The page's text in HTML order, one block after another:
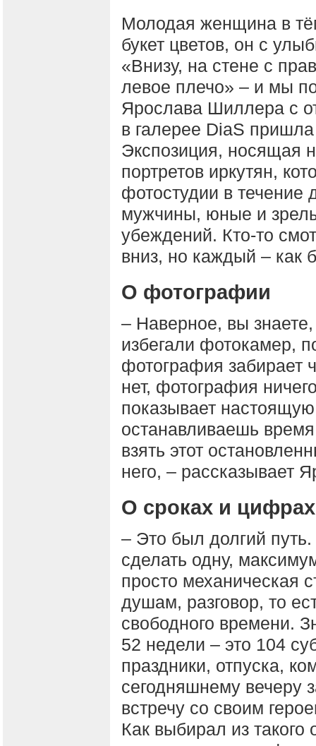
Молодая женщина в
букет цветов, он с
«Внизу, на стене с
левое плечо» – и мы
Ярослава Шиллера с
в галерее DiaS пришла
Экспозиция, носящая
портретов иркутян,
фотостудии в
мужчины, юные и
убеждений. Кто-то
вниз, но каждый – как
О фотографии
– Наверное, вы
избегали фотокамер,
фотография забирает
нет, фотография
показывает
останавливаешь
взять этот
него, – рассказывает
О сроках и цифрах
– Это был долгий
сделать одну,
просто механическая
душам, разговор, то
свободного времени.
52 недели – это 104
праздники, отпуска,
сегодняшнему вечеру
встречу со своим
Как выбирал из